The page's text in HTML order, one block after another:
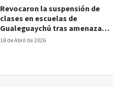
18 de Abril de 2026
Revocaron la suspensión de
clases en escuelas de
Gualeguaychú tras amenazas
de tiroteos